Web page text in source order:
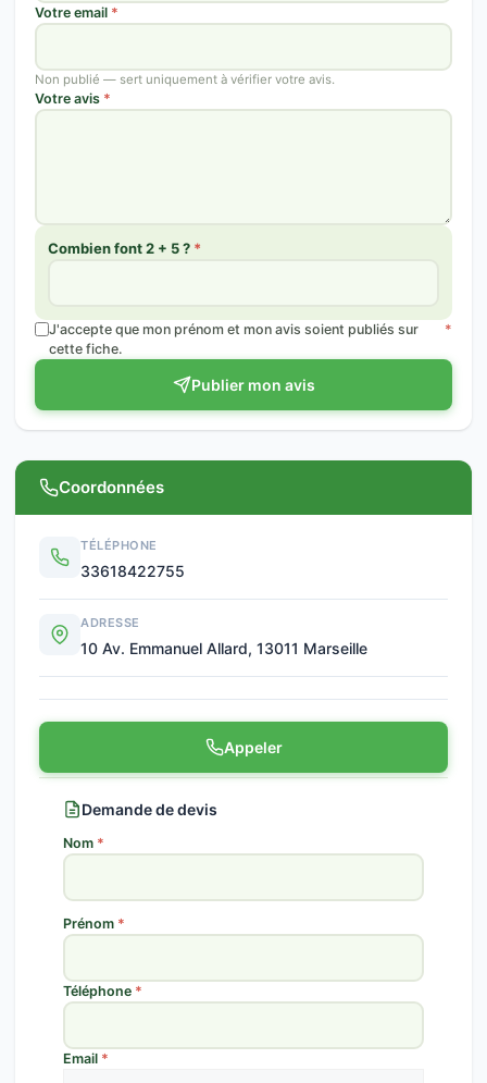
Votre email *
Non publié — sert uniquement à vérifier votre avis.
Votre avis *
Combien font 2 + 5 ? *
J'accepte que mon prénom et mon avis soient publiés sur
cette fiche.
*
Publier mon avis
Coordonnées
TÉLÉPHONE
33618422755
ADRESSE
10 Av. Emmanuel Allard, 13011 Marseille
Appeler
Demande de devis
Nom *
Prénom *
Téléphone *
Email *